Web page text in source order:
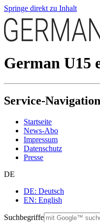
Springe direkt zu Inhalt
German U15
Service-Navigation
Startseite
News-Abo
Impressum
Datenschutz
Presse
DE
DE: Deutsch
EN: English
Suchbegriffe